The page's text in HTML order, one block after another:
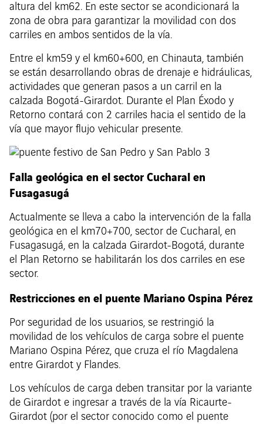
altura del km62. En este sector se acondicionará la
zona de obra para garantizar la movilidad con dos
carriles en ambos sentidos de la vía.
Entre el km59 y el km60+600, en Chinauta, también
se están desarrollando obras de drenaje e hidráulicas,
actividades que generan pasos a un carril en la
calzada Bogotá-Girardot. Durante el Plan Éxodo y
Retorno contará con 2 carriles hacia el sentido de la
vía que mayor flujo vehicular presente.
Falla geológica en el sector Cucharal en
Fusagasugá
Actualmente se lleva a cabo la intervención de la falla
geológica en el km70+700, sector de Cucharal, en
Fusagasugá, en la calzada Girardot-Bogotá, durante
el Plan Retorno se habilitarán los dos carriles en ese
sector.
Restricciones en el puente Mariano Ospina Pérez
Por seguridad de los usuarios, se restringió la
movilidad de los vehículos de carga sobre el puente
Mariano Ospina Pérez, que cruza el río Magdalena
entre Girardot y Flandes.
Los vehículos de carga deben transitar por la variante
de Girardot e ingresar a través de la vía Ricaurte-
Girardot (por el sector conocido como el puente